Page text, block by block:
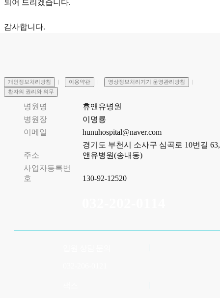
되어 드리겠습니다.
감사합니다.
개인정보처리방침 이용약관
영상정보처리기기 운영관리방침
환자의 권리와 의무
병원명
휴앤유병원
병원장
이명룡
이메일
hunuhospital@naver.com
주소
경기도 부천시 소사구 심곡로 10번길
앤유병원(송내동)
사업자등록번
호
130-92-12520